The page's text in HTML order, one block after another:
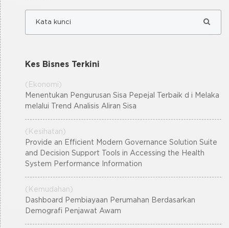
Kes Bisnes Terkini
(Ekonomi)
Menentukan Pengurusan Sisa Pepejal Terbaik d i Melaka
melalui Trend Analisis Aliran Sisa
(Kesihatan)
Provide an Efficient Modern Governance Solution Suite
and Decision Support Tools in Accessing the Health
System Performance Information
(Kemudahan)
Dashboard Pembiayaan Perumahan Berdasarkan
Demografi Penjawat Awam